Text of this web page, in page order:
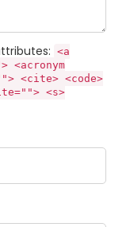
<a
<cite> <code>
<s>